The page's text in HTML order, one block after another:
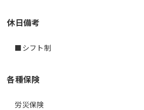
休日備考
■シフト制
各種保険
労災保険